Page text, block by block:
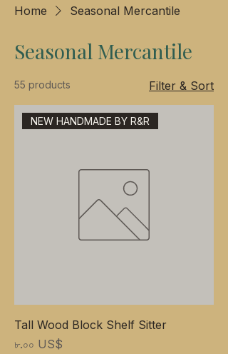
Home Seasonal Mercantile
Seasonal Mercantile
55 products Filter & Sort
NEW HANDMADE BY R&R
Tall Wood Block Shelf Sitter
Price
৮.০০ US$